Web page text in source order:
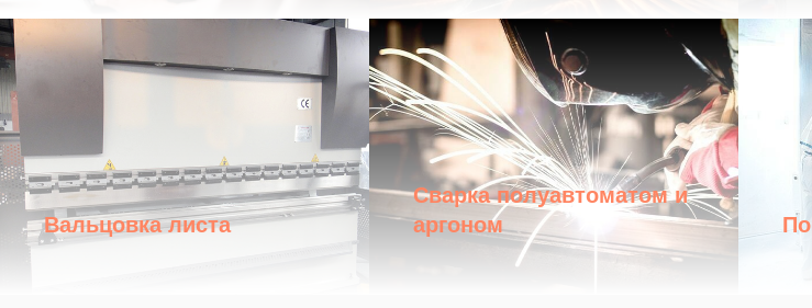
Вальцовка листа
Сварка полуавтоматом и
аргоном